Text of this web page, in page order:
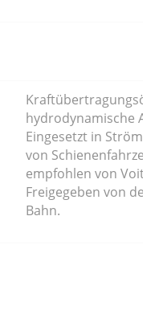
Kraftübertragungsöl
hydrodynamische
Eingesetzt in
von
empfohlen von Voith
Freigegeben von der
Bahn.